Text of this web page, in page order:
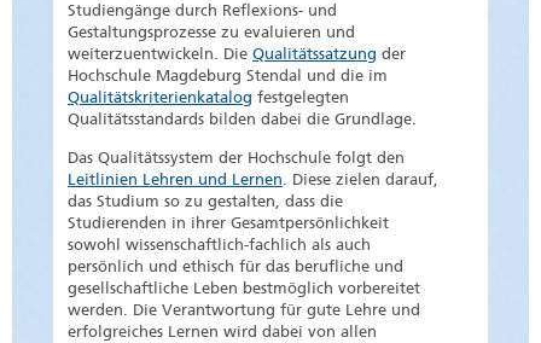
Studiengänge durch Reflexions- und
Gestaltungsprozesse zu evaluieren und
weiterzuentwickeln. Die Qualitätssatzung der
Hochschule Magdeburg Stendal und die im
Qualitätskriterienkatalog festgelegten
Qualitätsstandards bilden dabei die Grundlage.
Das Qualitätssystem der Hochschule folgt den
Leitlinien Lehren und Lernen. Diese zielen darauf,
das Studium so zu gestalten, dass die
Studierenden in ihrer Gesamtpersönlichkeit
sowohl wissenschaftlich-fachlich als auch
persönlich und ethisch für das berufliche und
gesellschaftliche Leben bestmöglich vorbereitet
werden. Die Verantwortung für gute Lehre und
erfolgreiches Lernen wird dabei von allen